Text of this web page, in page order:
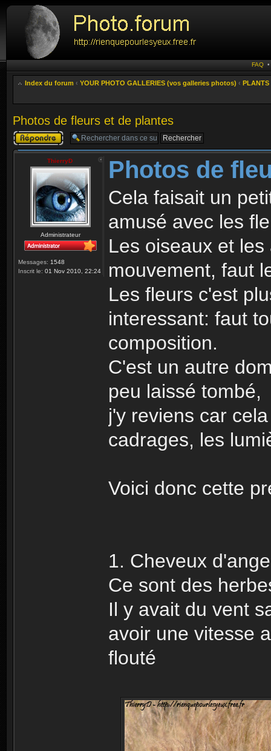
FAQ
Index du forum ‹ YOUR PHOTO GALLERIES (vos galleries photos) ‹
Photos de fleurs et de plantes
Publier une
réponse
ThierryD
Administrateur
Messages: 1548
Inscrit le: 01 Nov 2010, 22:24
Photos de
Cela faisait un
amusé avec les
Les oiseaux et
mouvement, faut
Les fleurs c'est
interessant: faut
composition.
C'est un autre
peu laissé tombé,
j'y reviens car
cadrages, les
Voici donc cette
1. Cheveux
Ce sont des
Il y avait du vent
avoir une vitesse
flouté